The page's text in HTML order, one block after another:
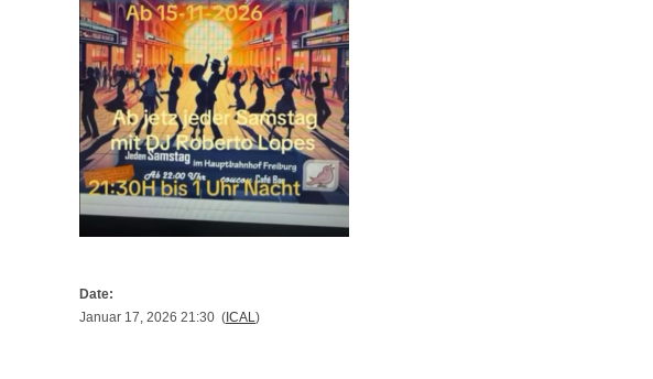
Date:
Januar 17, 2026 21:30 ( ICAL)